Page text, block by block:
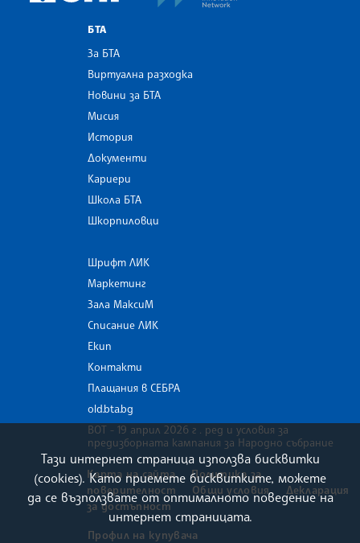
БТА
За БТА
Виртуална разходка
Новини за БТА
Мисия
История
Документи
Кариери
Школа БТА
Шкорпиловци
Шрифт ЛИК
Маркетинг
Зала МаксиМ
Списание ЛИК
Екип
Контакти
Плащания в СЕБРА
old.bta.bg
ВОТ - 19 април 2026 г . ред и условия за
предизборната кампания за Народно събрание
Карта на сайта
Политика за
поверителност
Общи условия
Декларация
за достъпност
Профил на купувача
Тази интернет страница използва бисквитки
(cookies). Като приемете бисквитките, можете
да се възползвате от оптималното поведение на
интернет страницата.